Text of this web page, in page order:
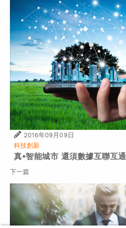
2016年09月09日
科技創新
真•智能城市 還須數據互聯互通
下一篇